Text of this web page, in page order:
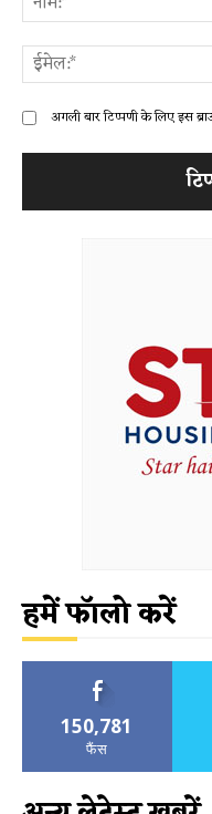
अगली बार टिप्पणी के लिए इस
हमें फॉलो करें
150,781
फैंस